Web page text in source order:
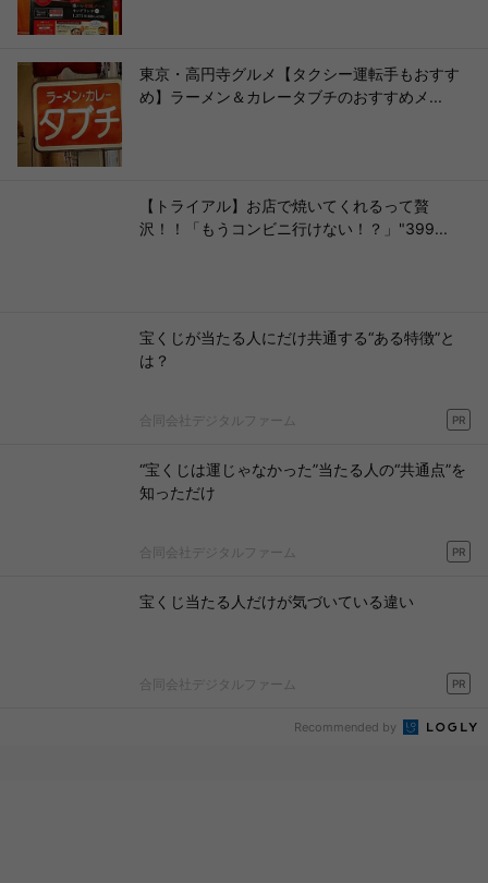
東京・高円寺グルメ【タクシー運転手もおすす
め】ラーメン＆カレータブチのおすすめメ...
【トライアル】お店で焼いてくれるって贅
沢！！「もうコンビニ行けない！？」"399...
宝くじが当たる人にだけ共通する“ある特徴”と
は？
合同会社デジタルファーム PR
“宝くじは運じゃなかった”当たる人の“共通点”を
知っただけ
合同会社デジタルファーム PR
宝くじ当たる人だけが気づいている違い
合同会社デジタルファーム PR
Recommended by